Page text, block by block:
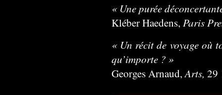
« Une purée
Kléber Haedens, Paris
« Un récit de voyage où
qu’importe ? »
Georges Arnaud,Arts, 29